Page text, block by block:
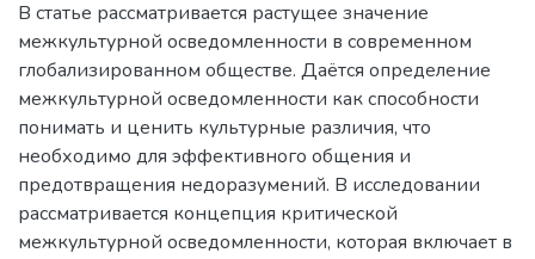
В статье рассматривается растущее значение
межкультурной осведомленности в современном
глобализированном обществе. Даётся определение
межкультурной осведомленности как способности
понимать и ценить культурные различия, что
необходимо для эффективного общения и
предотвращения недоразумений. В исследовании
рассматривается концепция критической
межкультурной осведомленности, которая включает в